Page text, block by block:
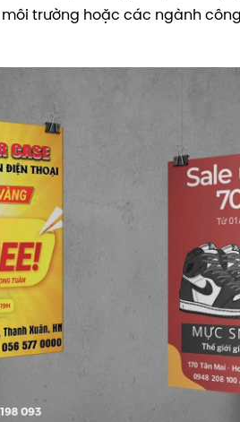
trường hoặc các ngành